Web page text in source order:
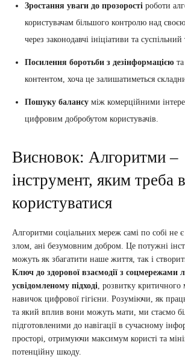
Зростання уваги до прозорості роботи
користувачам більшого контролю над
через законодавчі ініціативи та суспільний
Посилення боротьби з дезінформацією
контентом, хоча це залишатиметься
Пошуку балансу між комерційними
цифровим добробутом користувачів.
Висновок: Алгоритми –
інструмент, яким треба
користуватися
Алгоритми соціальних мереж самі по собі не
злом, ані безумовним добром. Це потужні
можуть як збагатити наше життя, так і
Ключ до здорової взаємодії з соцмережами
усвідомленому підході , розвитку критичного
навичок цифрової гігієни. Розуміючи, як
та який вплив вони можуть мати, ми стаємо
підготовленими до навігації в сучасному
просторі, отримуючи максимум користі та
потенційну шкоду.